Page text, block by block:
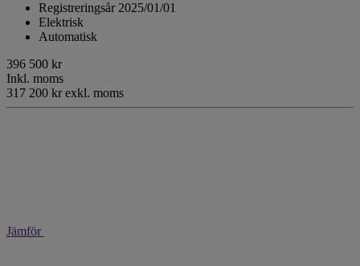
Registreringsår 2025/01/01
Elektrisk
Automatisk
396 500 kr
Inkl. moms
317 200 kr exkl. moms
Jämför